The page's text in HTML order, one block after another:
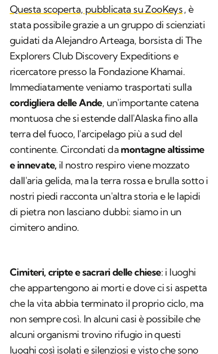
Questa scoperta, pubblicata su ZooKeys, è
stata possibile grazie a un gruppo di scienziati
guidati da Alejandro Arteaga, borsista di The
Explorers Club Discovery Expeditions e
ricercatore presso la Fondazione Khamai.
Immediatamente veniamo trasportati sulla
cordigliera delleAnde, un'importante catena
montuosa che si estende dall'Alaska fino alla
terra del fuoco, l'arcipelago più a sud del
continente. Circondati da montagne altissime
e innevate, il nostro respiro viene mozzato
dall'aria gelida, ma la terra rossa e brulla sotto i
nostri piedi racconta un'altra storia e le lapidi
di pietra non lasciano dubbi: siamo in un
cimitero andino.
Cimiteri, cripte e sacrari delle chiese: i luoghi
che appartengono ai morti e dove ci si aspetta
che la vita abbia terminato il proprio ciclo, ma
non sempre così. In alcuni casi è possibile che
alcuni organismi trovino rifugio in questi
luoghi così isolati e silenziosi e visto che sono